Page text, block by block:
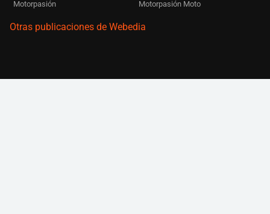
Motorpasión Motorpasión Moto
Otras publicaciones de Webedia